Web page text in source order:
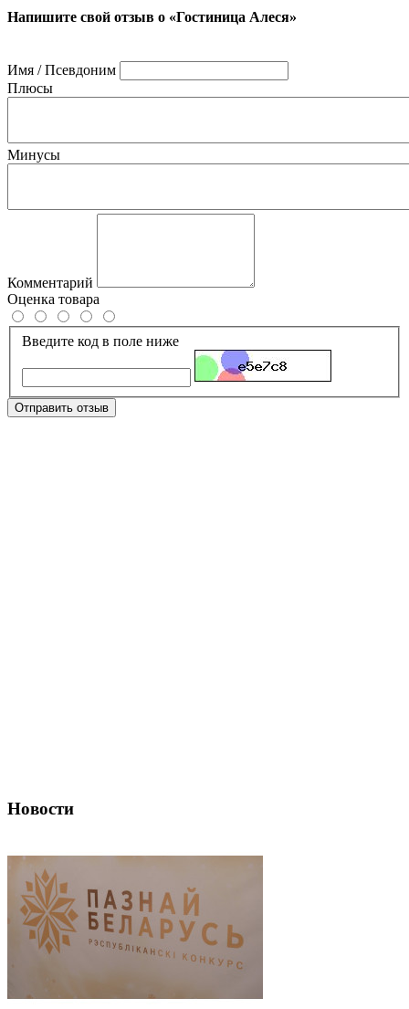
Напишите свой отзыв о «Гостиница Алеся»
Имя / Псевдоним
Плюсы
Минусы
Комментарий
Оценка товара
Введите код в поле ниже
Отправить отзыв
Новости